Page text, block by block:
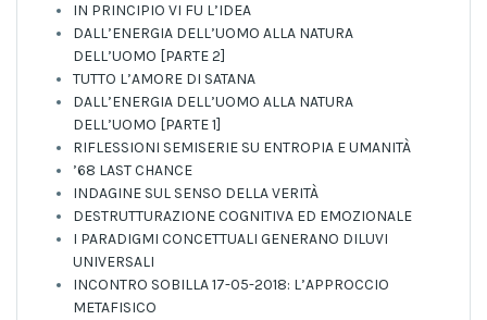
IN PRINCIPIO VI FU L’IDEA
DALL’ENERGIA DELL’UOMO ALLA NATURA
DELL’UOMO [PARTE 2]
TUTTO L’AMORE DI SATANA
DALL’ENERGIA DELL’UOMO ALLA NATURA
DELL’UOMO [PARTE 1]
RIFLESSIONI SEMISERIE SU ENTROPIA E UMANITÀ
’68 LAST CHANCE
INDAGINE SUL SENSO DELLA VERITÀ
DESTRUTTURAZIONE COGNITIVA ED EMOZIONALE
I PARADIGMI CONCETTUALI GENERANO DILUVI
UNIVERSALI
INCONTRO SOBILLA 17-05-2018: L’APPROCCIO
METAFISICO